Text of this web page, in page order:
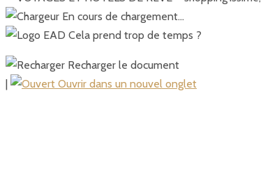
En cours de chargement…
Cela prend trop de temps ?
Recharger le document
Ouvrir dans un nouvel onglet